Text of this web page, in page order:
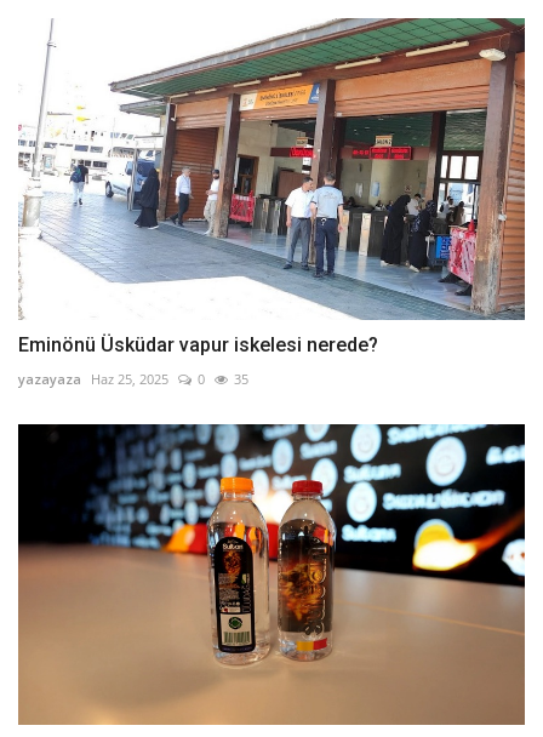
Eminönü Üsküdar vapur iskelesi nerede?
yazayaza Haz 25, 2025 0 35